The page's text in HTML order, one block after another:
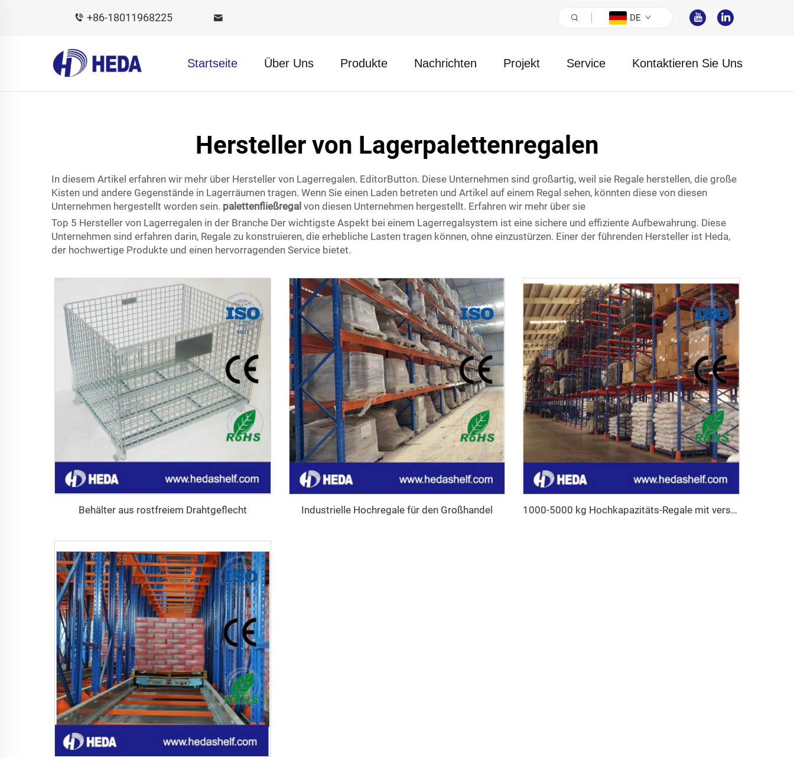
+86-18011968225 DE
Startseite Über Uns Produkte Nachrichten Projekt Service Kontaktieren Sie Uns
Hersteller von Lagerpalettenregalen
In diesem Artikel erfahren wir mehr über Hersteller von Lagerregalen. EditorButton. Diese Unternehmen sind großartig, weil sie Regale herstellen, die große
Kisten und andere Gegenstände in Lagerräumen tragen. Wenn Sie einen Laden betreten und Artikel auf einem Regal sehen, könnten diese von diesen
Unternehmen hergestellt worden sein. palettenfließregal von diesen Unternehmen hergestellt. Erfahren wir mehr über sie
Top 5 Hersteller von Lagerregalen in der Branche Der wichtigste Aspekt bei einem Lagerregalsystem ist eine sichere und effiziente Aufbewahrung. Diese
Unternehmen sind erfahren darin, Regale zu konstruieren, die erhebliche Lasten tragen können, ohne einzustürzen. Einer der führenden Hersteller ist Heda,
der hochwertige Produkte und einen hervorragenden Service bietet.
Behälter aus rostfreiem Drahtgeflecht Industrielle Hochregale für den Großhandel 1000-5000 kg Hochkapazitäts-Regale mit verstellbaren Palettenstützen